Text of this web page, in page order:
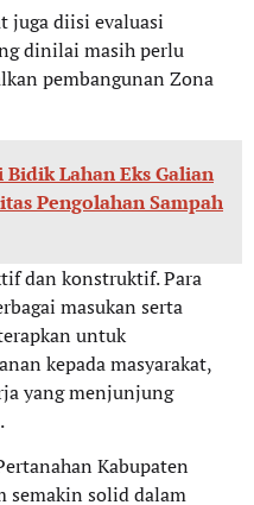
juga diisi evaluasi
dinilai masih perlu
pembangunan Zona
Lahan Eks Galian
Pengolahan Sampah
dan konstruktif. Para
masukan serta
untuk
kepada masyarakat,
yang menjunjung
Kabupaten
semakin solid dalam